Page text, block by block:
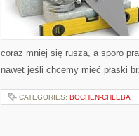
coraz mniej się rusza, a sporo
nawet jeśli chcemy mieć płaski
CATEGORIES: BOCHEN-CHLEBA